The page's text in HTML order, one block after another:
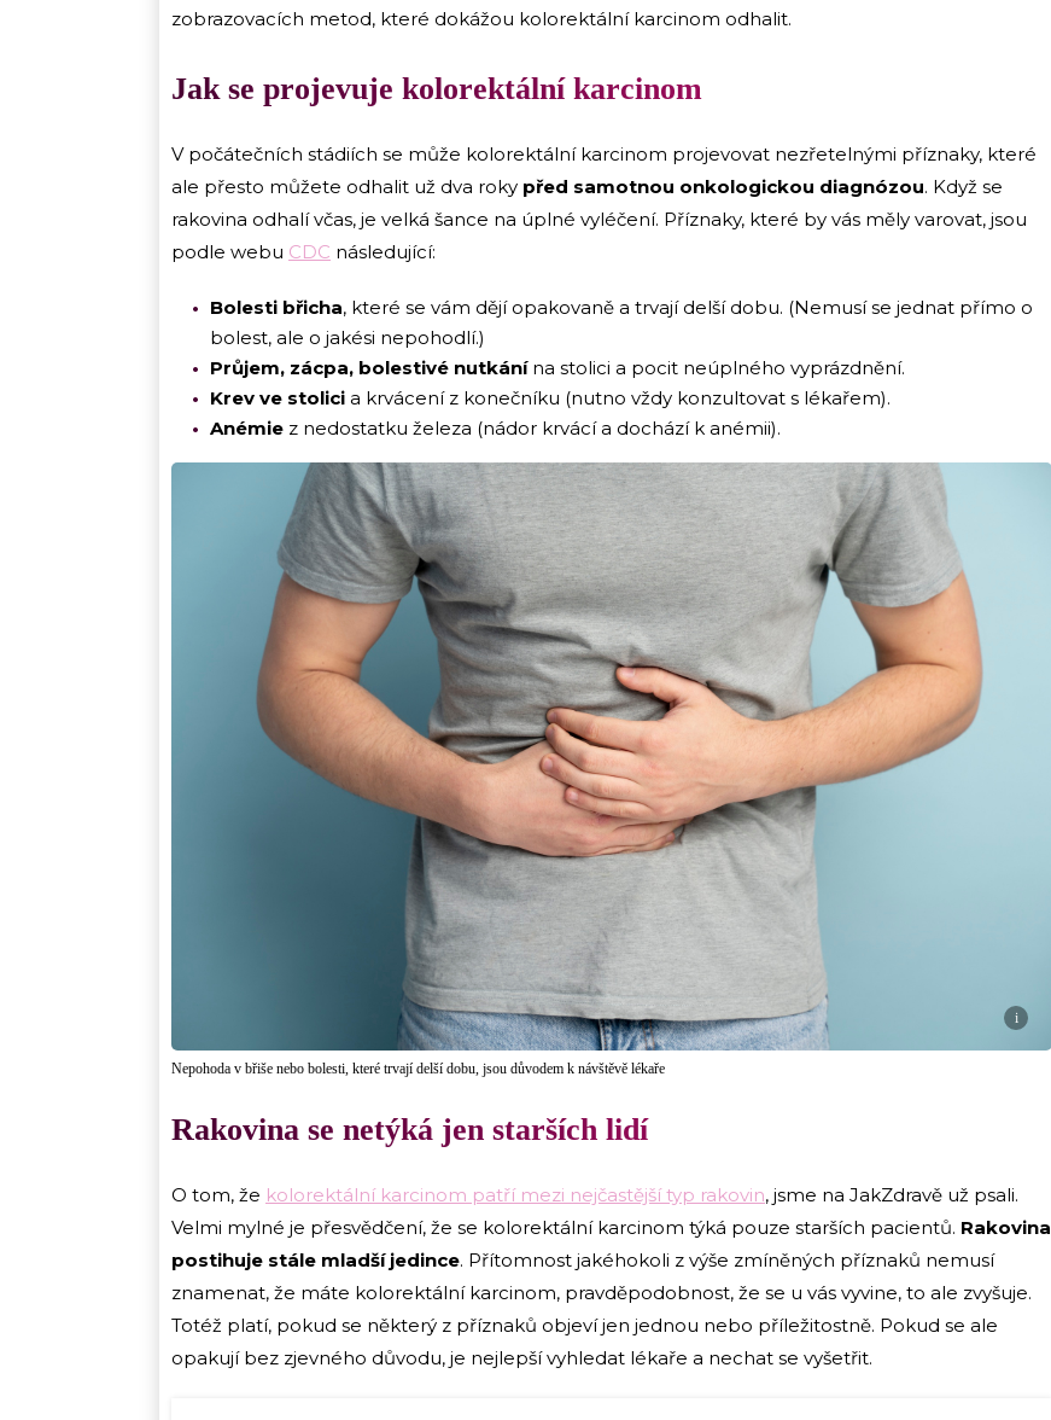
zobrazovacích metod, které dokážou kolorektální karcinom odhalit.
Jak se projevuje kolorektální karcinom
V počátečních stádiích se může kolorektální karcinom projevovat nezřetelnými příznaky, které
ale přesto můžete odhalit už dva roky před samotnou onkologickou diagnózou. Když se
rakovina odhalí včas, je velká šance na úplné vyléčení. Příznaky, které by vás měly varovat, jsou
podle webu CDC následující:
Bolesti břicha, které se vám dějí opakovaně a trvají delší dobu. (Nemusí se jednat přímo o
bolest, ale o jakési nepohodlí.)
Průjem, zácpa, bolestivé nutkání na stolici a pocit neúplného vyprázdnění.
Krev ve stolici a krvácení z konečníku (nutno vždy konzultovat s lékařem).
Anémie z nedostatku železa (nádor krvácí a dochází k anémii).
i
Nepohoda v břiše nebo bolesti, které trvají delší dobu, jsou důvodem k návštěvě lékaře
Rakovina se netýká jen starších lidí
O tom, že kolorektální karcinom patří mezi nejčastější typ rakovin, jsme na JakZdravě už psali.
Velmi mylné je přesvědčení, že se kolorektální karcinom týká pouze starších pacientů. Rakovina
postihuje stále mladší jedince. Přítomnost jakéhokoli z výše zmíněných příznaků nemusí
znamenat, že máte kolorektální karcinom, pravděpodobnost, že se u vás vyvine, to ale zvyšuje.
Totéž platí, pokud se některý z příznaků objeví jen jednou nebo příležitostně. Pokud se ale
opakují bez zjevného důvodu, je nejlepší vyhledat lékaře a nechat se vyšetřit.